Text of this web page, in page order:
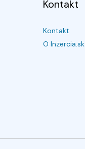
Kontakt
Kontakt
O Inzercia.sk